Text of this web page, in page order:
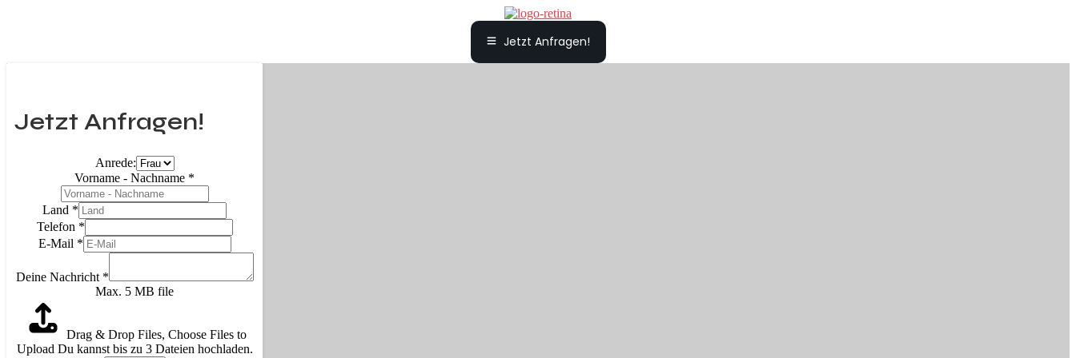
Jetzt Anfragen!
Jetzt Anfragen!
Anrede:
Vorname - Nachname *
Land *
Telefon *
E-Mail *
Deine Nachricht *
Max. 5 MB file
Drag & Drop Files, Choose Files to
Upload Du kannst bis zu 3 Dateien hochladen.